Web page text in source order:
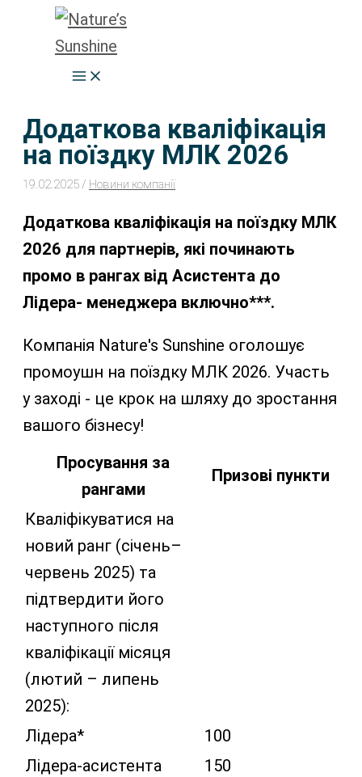
Перейти
Додаткова кваліфікація
на поїздку МЛК 2026
19.02.2025/ Новини компанії
Додаткова кваліфікація на поїздку МЛК
2026 для партнерів, які починають
промо в рангах від Асистента до
Лідера- менеджера включно***.
Компанія Nature's Sunshine оголошує
промоушн на поїздку МЛК 2026. Участь
у заході - це крок на шляху до зростання
вашого бізнесу!
Просування за
рангами
Призові пункти
Кваліфікуватися на
новий ранг (січень–
червень 2025) та
підтвердити його
наступного після
кваліфікації місяця
(лютий – липень
2025):
Лідера*
100
Лідера-асистента
150